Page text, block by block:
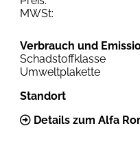
MWSt:
Verbrauch und
Schadstoffklasse
Umweltplakette
Standort
Details zum Alfa